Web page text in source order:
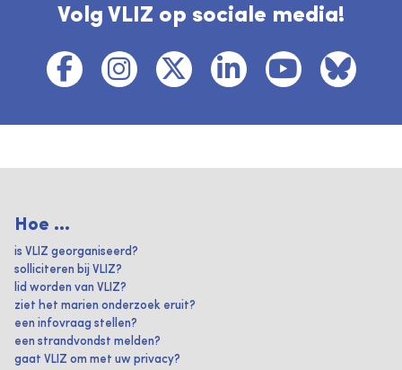
Volg VLIZ op sociale media!
Hoe ...
is VLIZ georganiseerd?
solliciteren bij VLIZ?
lid worden van VLIZ?
ziet het marien onderzoek eruit?
een infovraag stellen?
een strandvondst melden?
gaat VLIZ om met uw privacy?